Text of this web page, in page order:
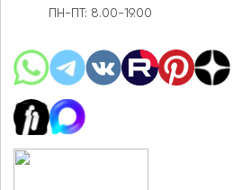
ПН-ПТ: 8.00-19.00